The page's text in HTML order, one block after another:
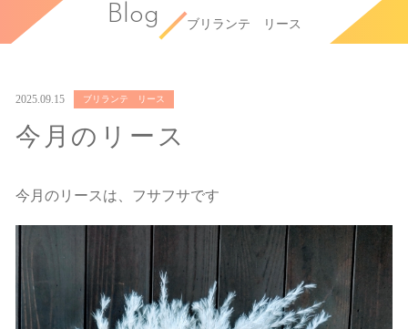
Blog ブリランテ リース
2025.09.15 ブリランテ リース
今月のリース
今月のリースは、フサフサです